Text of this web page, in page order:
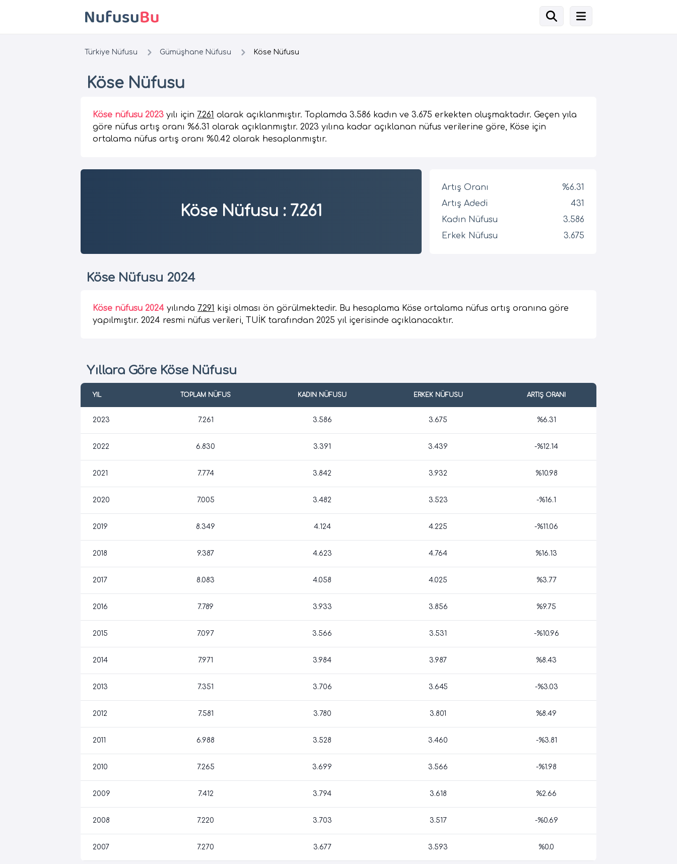
Türkiye Nüfusu Gümüşhane Nüfusu Köse Nüfusu
Köse Nüfusu
Köse nüfusu 2023 yılı için 7.261 olarak açıklanmıştır. Toplamda 3.586 kadın ve 3.675 erkekten oluşmaktadır. Geçen yıla
göre nüfus artış oranı %6.31 olarak açıklanmıştır. 2023 yılına kadar açıklanan nüfus verilerine göre, Köse için
ortalama nüfus artış oranı %0.42 olarak hesaplanmıştır.
Köse Nüfusu : 7.261
Artış Oranı
%6.31
Artış Adedi
431
Kadın Nüfusu
3.586
Erkek Nüfusu
3.675
Köse Nüfusu 2024
Köse nüfusu 2024 yılında 7.291 kişi olması ön görülmektedir. Bu hesaplama Köse ortalama nüfus artış oranına göre
yapılmıştır. 2024 resmi nüfus verileri, TUİK tarafından 2025 yıl içerisinde açıklanacaktır.
Yıllara Göre Köse Nüfusu
YIL TOPLAM NÜFUS KADIN NÜFUSU ERKEK NÜFUSU ARTIŞ ORANI
2023 7.261 3.586 3.675 %6.31
2022 6.830 3.391 3.439 -%12.14
2021 7.774 3.842 3.932 %10.98
2020 7.005 3.482 3.523 -%16.1
2019 8.349 4.124 4.225 -%11.06
2018 9.387 4.623 4.764 %16.13
2017 8.083 4.058 4.025 %3.77
2016 7.789 3.933 3.856 %9.75
2015 7.097 3.566 3.531 -%10.96
2014 7.971 3.984 3.987 %8.43
2013 7.351 3.706 3.645 -%3.03
2012 7.581 3.780 3.801 %8.49
2011 6.988 3.528 3.460 -%3.81
2010 7.265 3.699 3.566 -%1.98
2009 7.412 3.794 3.618 %2.66
2008 7.220 3.703 3.517 -%0.69
2007 7.270 3.677 3.593 %0.0